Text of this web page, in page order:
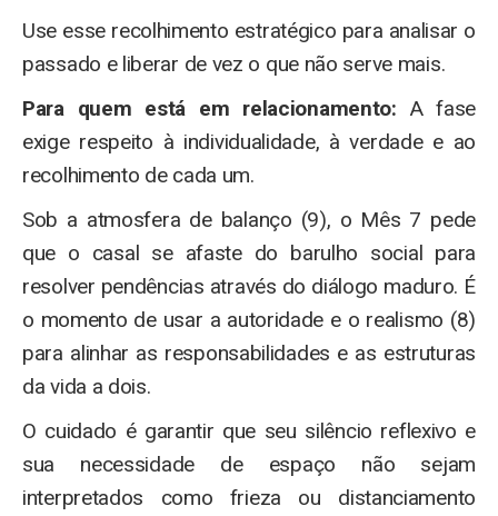
Use esse recolhimento estratégico para analisar o
passado e liberar de vez o que não serve mais.
Para quem está em relacionamento: A fase
exige respeito à individualidade, à verdade e ao
recolhimento de cada um.
Sob a atmosfera de balanço (9), o Mês 7 pede
que o casal se afaste do barulho social para
resolver pendências através do diálogo maduro. É
o momento de usar a autoridade e o realismo (8)
para alinhar as responsabilidades e as estruturas
da vida a dois.
O cuidado é garantir que seu silêncio reflexivo e
sua necessidade de espaço não sejam
interpretados como frieza ou distanciamento